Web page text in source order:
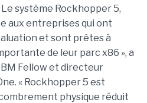
système Rockhopper 5,
aux entreprises qui ont
et sont prêtes à
de leur parc x86 », a
Fellow et directeur
« Rockhopper 5 est
physique réduit